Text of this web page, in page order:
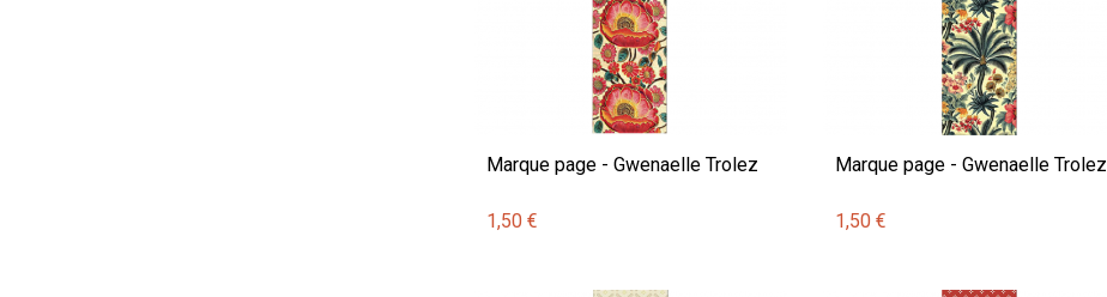
Marque page - Gwenaelle Trolez
1,50 €
Marque page - Gwenaelle Trolez
1,50 €